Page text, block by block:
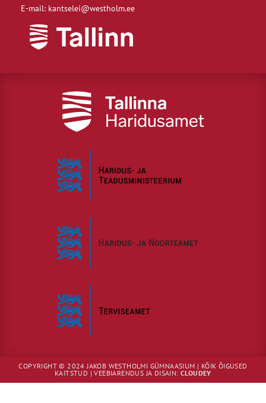
E-mail: kantselei@westholm.ee
COPYRIGHT © 2024 JAKOB WESTHOLMI GÜMNAASIUM | KÕIK ÕIGUSED
KAITSTUD | VEEBIARENDUS JA DISAIN:CLOUDEY